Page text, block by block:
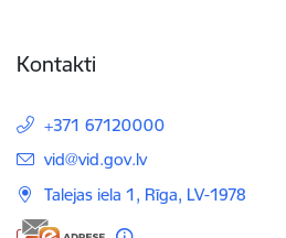
Kontakti
+371 67120000
E-pasts:
vid@vid.gov.lv
Talejas iela 1, Rīga, LV-1978